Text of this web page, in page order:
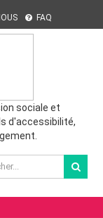
FAQ
sociale et
d'accessibilité,